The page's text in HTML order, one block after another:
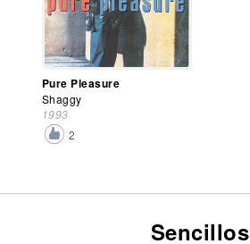
Pure Pleasure
Shaggy
1993
2
Sencillos